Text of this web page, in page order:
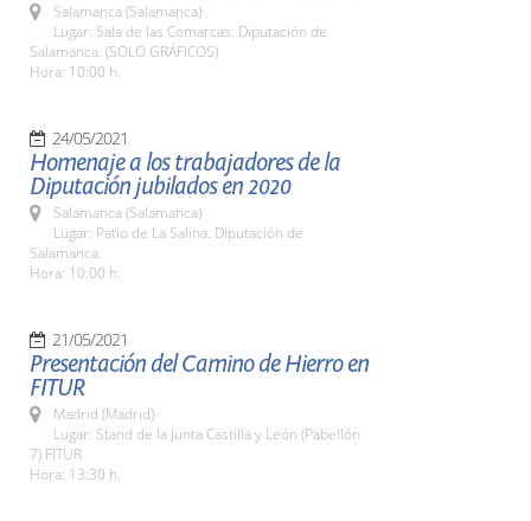
Salamanca (Salamanca)
Lugar: Sala de las Comarcas. Diputación de
Salamanca. (SOLO GRÁFICOS)
Hora: 10:00 h.
24/05/2021
Homenaje a los trabajadores de la
Diputación jubilados en 2020
Salamanca (Salamanca)
Lugar: Patio de La Salina. Diputación de
Salamanca.
Hora: 10:00 h.
21/05/2021
Presentación del Camino de Hierro en
FITUR
Madrid (Madrid)
Lugar: Stand de la Junta Castilla y León (Pabellón
7) FITUR
Hora: 13:30 h.